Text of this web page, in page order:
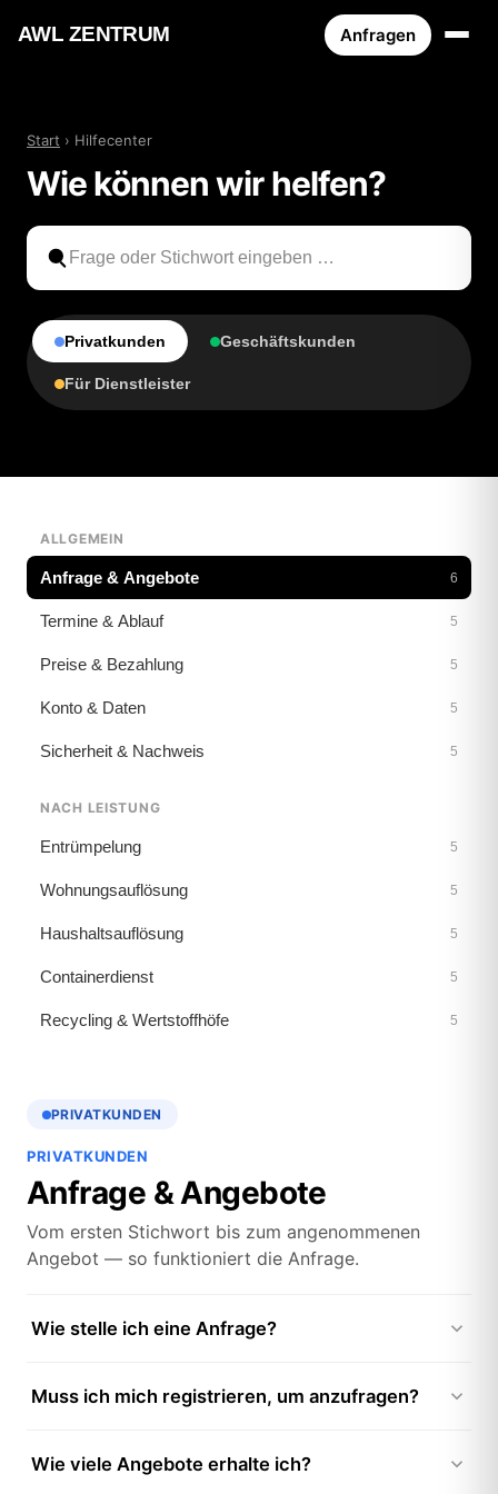
AWL ZENTRUM Anfragen
Start › Hilfecenter
Wie können wir helfen?
Privatkunden Geschäftskunden
Für Dienstleister
ALLGEMEIN
Anfrage & Angebote 6
Termine & Ablauf 5
Preise & Bezahlung 5
Konto & Daten 5
Sicherheit & Nachweis 5
NACH LEISTUNG
Entrümpelung 5
Wohnungsauflösung 5
Haushaltsauflösung 5
Containerdienst 5
Recycling & Wertstoffhöfe 5
PRIVATKUNDEN
PRIVATKUNDEN
Anfrage & Angebote
Vom ersten Stichwort bis zum angenommenen
Angebot — so funktioniert die Anfrage.
Wie stelle ich eine Anfrage?
tippen auf „Anfragen". Nach wenigen Angaben zu
und unverbindlich. Kurz darauf erhalten Sie mehrere
Festpreis-Angebote geprüfter Partner.
Muss ich mich registrieren, um anzufragen?
sich anmelden, sehen Sie Ihre Anfragen und Angebote
Wie viele Angebote erhalte ich?